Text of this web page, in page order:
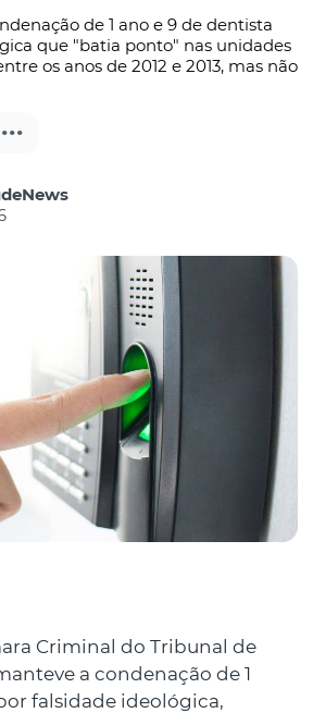
de 1 ano e 9 de dentista
que "batia ponto" nas unidades
os anos de 2012 e 2013, mas não
Criminal do Tribunal de
a condenação de 1
falsidade ideológica,